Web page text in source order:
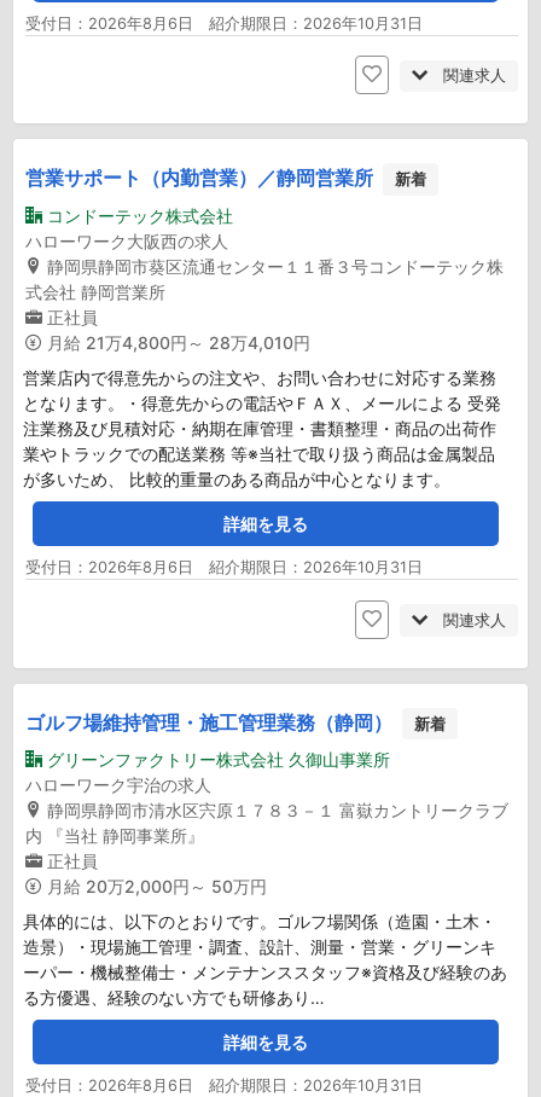
受付日：2026年8月6日 紹介期限日：2026年10月31日
関連求人
営業サポート（内勤営業）／静岡営業所 新着
コンドーテック株式会社
ハローワーク大阪西の求人
静岡県静岡市葵区流通センター１１番３号コンドーテック株
式会社 静岡営業所
正社員
月給 21万4,800円～ 28万4,010円
営業店内で得意先からの注文や、お問い合わせに対応する業務
となります。・得意先からの電話やＦＡＸ、メールによる 受発
注業務及び見積対応・納期在庫管理・書類整理・商品の出荷作
業やトラックでの配送業務 等※当社で取り扱う商品は金属製品
が多いため、 比較的重量のある商品が中心となります。
詳細を見る
受付日：2026年8月6日 紹介期限日：2026年10月31日
関連求人
ゴルフ場維持管理・施工管理業務（静岡） 新着
グリーンファクトリー株式会社 久御山事業所
ハローワーク宇治の求人
静岡県静岡市清水区宍原１７８３－１ 富嶽カントリークラブ
内 『当社 静岡事業所』
正社員
月給 20万2,000円～ 50万円
具体的には、以下のとおりです。ゴルフ場関係（造園・土木・
造景）・現場施工管理・調査、設計、測量・営業・グリーンキ
ーパー・機械整備士・メンテナンススタッフ※資格及び経験のあ
る方優遇、経験のない方でも研修あり…
詳細を見る
受付日：2026年8月6日 紹介期限日：2026年10月31日